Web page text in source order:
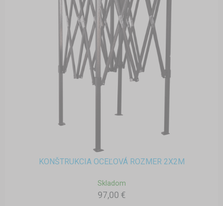
KONŠTRUKCIA OCEĽOVÁ ROZMER 2X2M
Skladom
97,00 €